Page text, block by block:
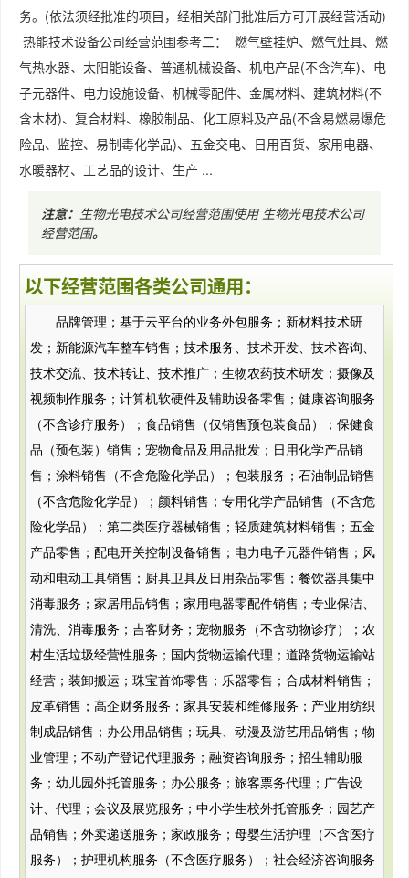
务。(依法须经批准的项目，经相关部门批准后方可开展经营活动)
热能技术设备公司经营范围参考二： 燃气壁挂炉、燃气灶具、燃
气热水器、太阳能设备、普通机械设备、机电产品(不含汽车)、电
子元器件、电力设施设备、机械零配件、金属材料、建筑材料(不
含木材)、复合材料、橡胶制品、化工原料及产品(不含易燃易爆危
险品、监控、易制毒化学品)、五金交电、日用百货、家用电器、
水暖器材、工艺品的设计、生产 ...
注意： 生物光电技术公司经营范围使用 生物光电技术公司
经营范围。
以下经营范围各类公司通用：
品牌管理；基于云平台的业务外包服务；新材料技术研
发；新能源汽车整车销售；技术服务、技术开发、技术咨询、
技术交流、技术转让、技术推广；生物农药技术研发；摄像及
视频制作服务；计算机软硬件及辅助设备零售；健康咨询服务
（不含诊疗服务）；食品销售（仅销售预包装食品）；保健食
品（预包装）销售；宠物食品及用品批发；日用化学产品销
售；涂料销售（不含危险化学品）；包装服务；石油制品销售
（不含危险化学品）；颜料销售；专用化学产品销售（不含危
险化学品）；第二类医疗器械销售；轻质建筑材料销售；五金
产品零售；配电开关控制设备销售；电力电子元器件销售；风
动和电动工具销售；厨具卫具及日用杂品零售；餐饮器具集中
消毒服务；家居用品销售；家用电器零配件销售；专业保洁、
清洗、消毒服务；吉客财务；宠物服务（不含动物诊疗）；农
村生活垃圾经营性服务；国内货物运输代理；道路货物运输站
经营；装卸搬运；珠宝首饰零售；乐器零售；合成材料销售；
皮革销售；高企财务服务；家具安装和维修服务；产业用纺织
制成品销售；办公用品销售；玩具、动漫及游艺用品销售；物
业管理；不动产登记代理服务；融资咨询服务；招生辅助服
务；幼儿园外托管服务；办公服务；旅客票务代理；广告设
计、代理；会议及展览服务；中小学生校外托管服务；园艺产
品销售；外卖递送服务；家政服务；母婴生活护理（不含医疗
服务）；护理机构服务（不含医疗服务）；社会经济咨询服务